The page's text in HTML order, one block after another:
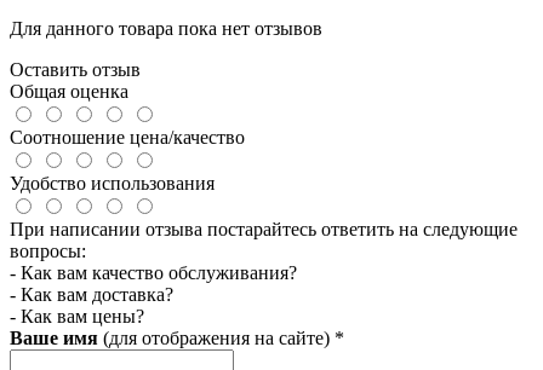
Для данного товара пока нет отзывов
Оставить отзыв
Общая оценка
Соотношение цена/качество
Удобство использования
При написании отзыва постарайтесь ответить на следующие
вопросы:
- Как вам качество обслуживания?
- Как вам доставка?
- Как вам цены?
Ваше имя (для отображения на сайте) *